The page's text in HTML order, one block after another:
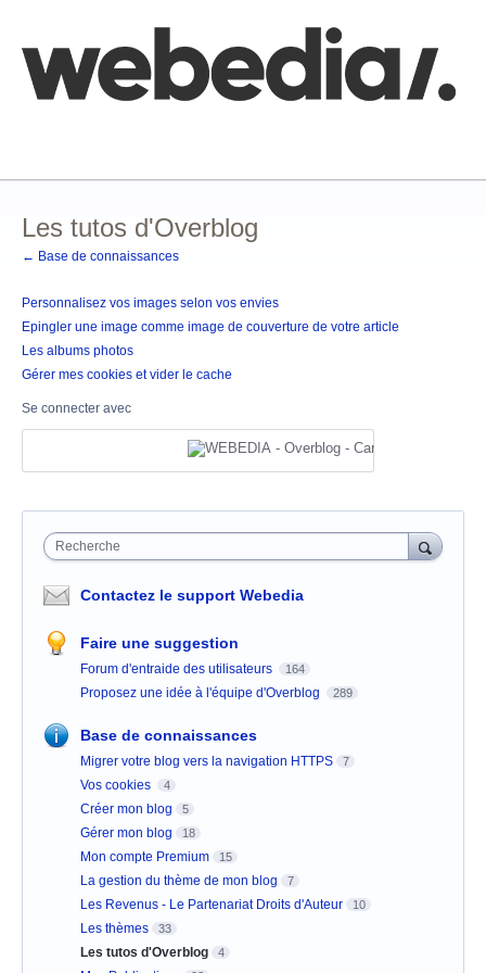
Les tutos d'Overblog
← Base de connaissances
Personnalisez vos images selon vos envies
Epingler une image comme image de couverture de votre article
Les albums photos
Gérer mes cookies et vider le cache
Se connecter avec
Recherche
Contactez le support Webedia
Faire une suggestion
Forum d'entraide des utilisateurs 164
Proposez une idée à l'équipe d'Overblog 289
Base de connaissances
Migrer votre blog vers la navigation HTTPS 7
Vos cookies 4
Créer mon blog 5
Gérer mon blog 18
Mon compte Premium 15
La gestion du thème de mon blog 7
Les Revenus - Le Partenariat Droits d'Auteur 10
Les thèmes 33
Les tutos d'Overblog 4